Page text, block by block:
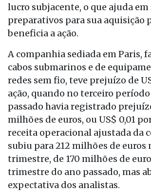
lucro subjacente, o que ajuda em
preparativos para sua aquisição
beneficia a ação.
A companhia sediada em Paris,
cabos submarinos e de
redes sem fio, teve prejuízo de
ação, quando no terceiro
passado havia registrado
milhões de euros, ou US$ 0,01
receita operacional ajustada da
subiu para 212 milhões de euros
trimestre, de 170 milhões de
trimestre do ano passado, mas
expectativa dos analistas.